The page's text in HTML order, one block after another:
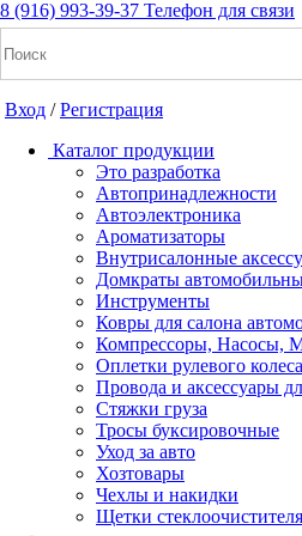
8 (916) 993-39-37 Телефон для связи
Вход /Регистрация
Каталог продукции
Это разработка
Автопринадлежности
Автоэлектроника
Ароматизаторы
Внутрисалонные
Домкраты
Инструменты
Ковры для салона
Компрессоры, Насосы,
Оплетки рулевого колеса
Провода и аксессуары
Стяжки груза
Тросы буксировочные
Уход за авто
Хозтовары
Чехлы и накидки
Щетки стеклоочистителя
+7(916) 993-39-37
Заказать звонок
Notice: Undefined index:
cache/apps/shop/templates/
/home/a/a2dm2020/a2dm.ru/
Вход/Регистрация
Каталог продукции
Это разработка